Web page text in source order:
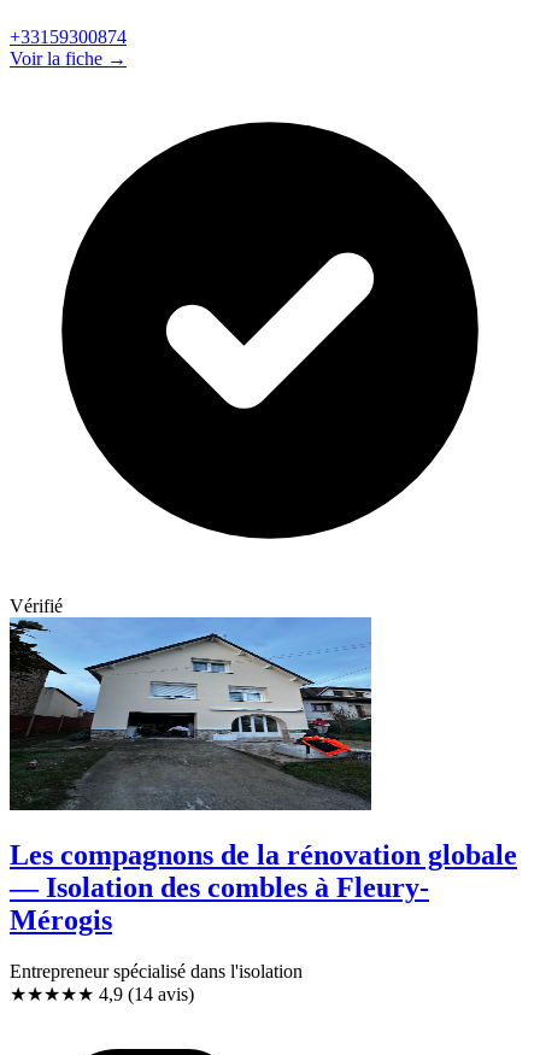
+33159300874
Voir la fiche →
Vérifié
Les compagnons de la rénovation globale
— Isolation des combles à Fleury-
Mérogis
Entrepreneur spécialisé dans l'isolation
★★★★★ 4,9 (14 avis)